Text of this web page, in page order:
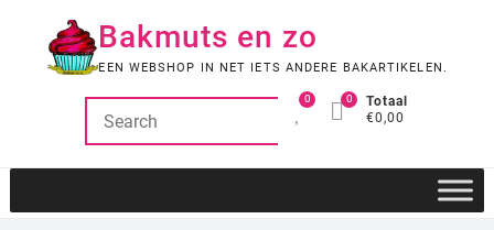
Bakmuts en zo
EEN WEBSHOP IN NET IETS ANDERE BAKARTIKELEN.
0
Totaal
€0,00
0